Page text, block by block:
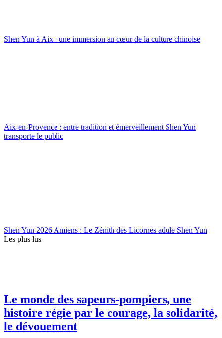
Shen Yun à Aix : une immersion au cœur de la culture chinoise
Aix-en-Provence : entre tradition et émerveillement Shen Yun
transporte le public
Shen Yun 2026 Amiens : Le Zénith des Licornes adule Shen Yun
Les plus lus
Le monde des sapeurs-pompiers, une
histoire régie par le courage, la solidarité,
le dévouement